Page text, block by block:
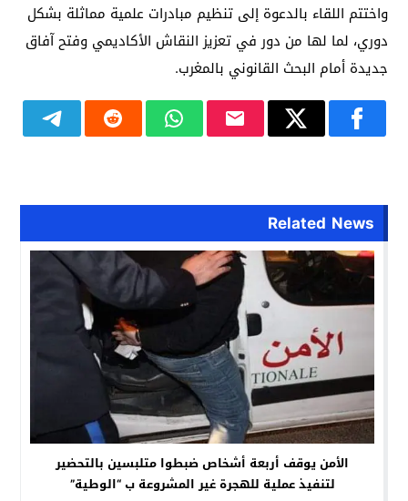
واختتم اللقاء بالدعوة إلى تنظيم مبادرات علمية مماثلة بشكل
دوري، لما لها من دور في تعزيز النقاش الأكاديمي وفتح آفاق
جديدة أمام البحث القانوني بالمغرب.
Related News
الأمن يوقف أربعة أشخاص ضبطوا متلبسين بالتحضير
لتنفيذ عملية للهجرة غير المشروعة ب “الوطية”